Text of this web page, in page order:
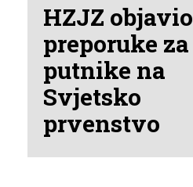
HZJZ objavio
preporuke za
putnike na
Svjetsko
prvenstvo